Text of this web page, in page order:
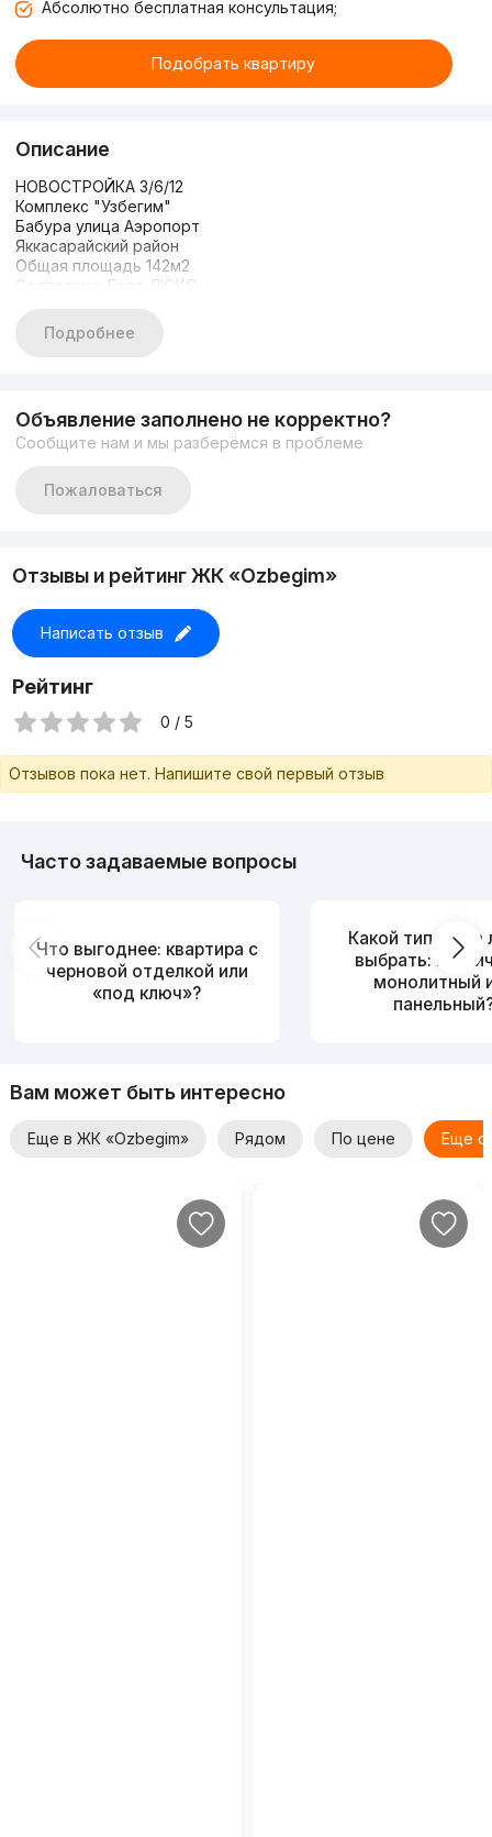
Абсолютно бесплатная консультация;
Подобрать квартиру
Описание
НОВОСТРОЙКА 3/6/12
Комплекс "Узбегим"
Бабура улица Аэропорт
Яккасарайский район
Общая площадь 142м2
Состояние: Евро ЛЮКС
Мебелью и ТЕХНИКОЙ
ЦЕНА: 295.000$
Подробнее
Объявление заполнено не корректно?
Сообщите нам и мы разберёмся в проблеме
Пожаловаться
Отзывы и рейтинг ЖК «Ozbegim»
Написать отзыв
Рейтинг
0 / 5
Отзывов пока нет. Напишите свой первый отзыв
Часто задаваемые вопросы
Что выгоднее: квартира с
черновой отделкой или
«под ключ»?
Какой тип дома
выбрать:
монолитный
Вам может быть интересно
Еще в ЖК «Ozbegim» Рядом По цене Еще